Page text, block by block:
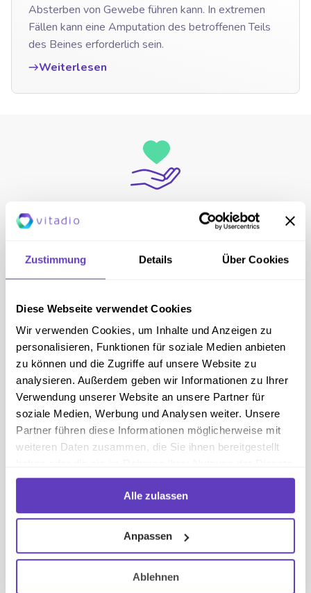
Zustimmung Details Über Cookies
Diese Webseite verwendet Cookies
Wir verwenden Cookies, um Inhalte und Anzeigen zu
personalisieren, Funktionen für soziale Medien anbieten
zu können und die Zugriffe auf unsere Website zu
analysieren. Außerdem geben wir Informationen zu Ihrer
Verwendung unserer Website an unsere Partner für
soziale Medien, Werbung und Analysen weiter. Unsere
Partner führen diese Informationen möglicherweise mit
weiteren Daten zusammen, die Sie ihnen bereitgestellt
gesammelt haben.
Alle zulassen
Anpassen
Ablehnen
Absterben von Gewebe führen kann. In extremen
Fällen kann eine Amputation des betroffenen Teils
des Beines erforderlich sein.
Weiterlesen
IN NUR 4 SCHRITTEN ZUM PROGRAMM
Abnehmen
Jetzt starten
Wie gut bin ich in meinem Diabetes-
Management?
Ist Vitadio für mich geeignet?
SUPPORT